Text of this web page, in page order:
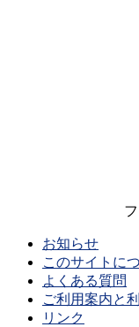
お知らせ
このサイトに
よくある質問
ご利用案内と
リンク